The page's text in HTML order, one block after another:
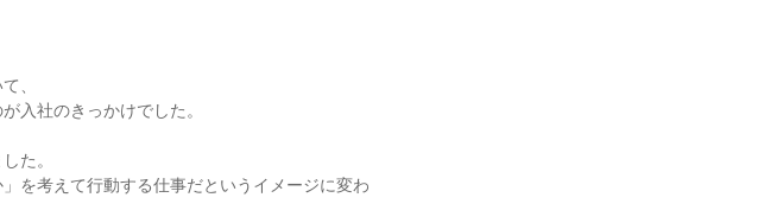
、
入社のきっかけでした。
た。
を考えて行動する仕事だというイメージに変わ